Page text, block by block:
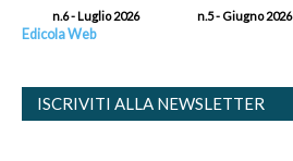
n.6 - Luglio 2026 n.5 - Giugno 2026
Edicola Web
ISCRIVITI ALLA NEWSLETTER